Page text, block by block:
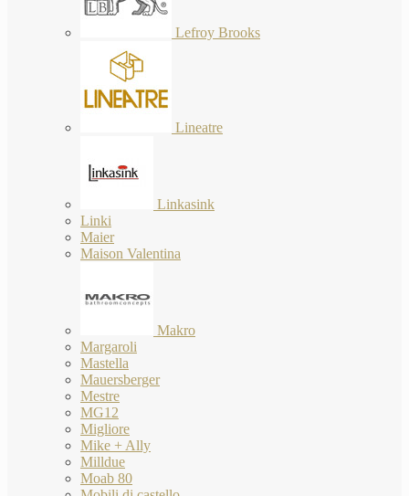
Lefroy Brooks
Lineatre
Linkasink
Linki
Maier
Maison Valentina
Makro
Margaroli
Mastella
Mauersberger
Mestre
MG12
Migliore
Mike + Ally
Milldue
Moab 80